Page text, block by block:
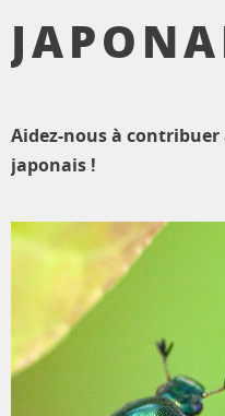
Aidez-nous à
japonais !